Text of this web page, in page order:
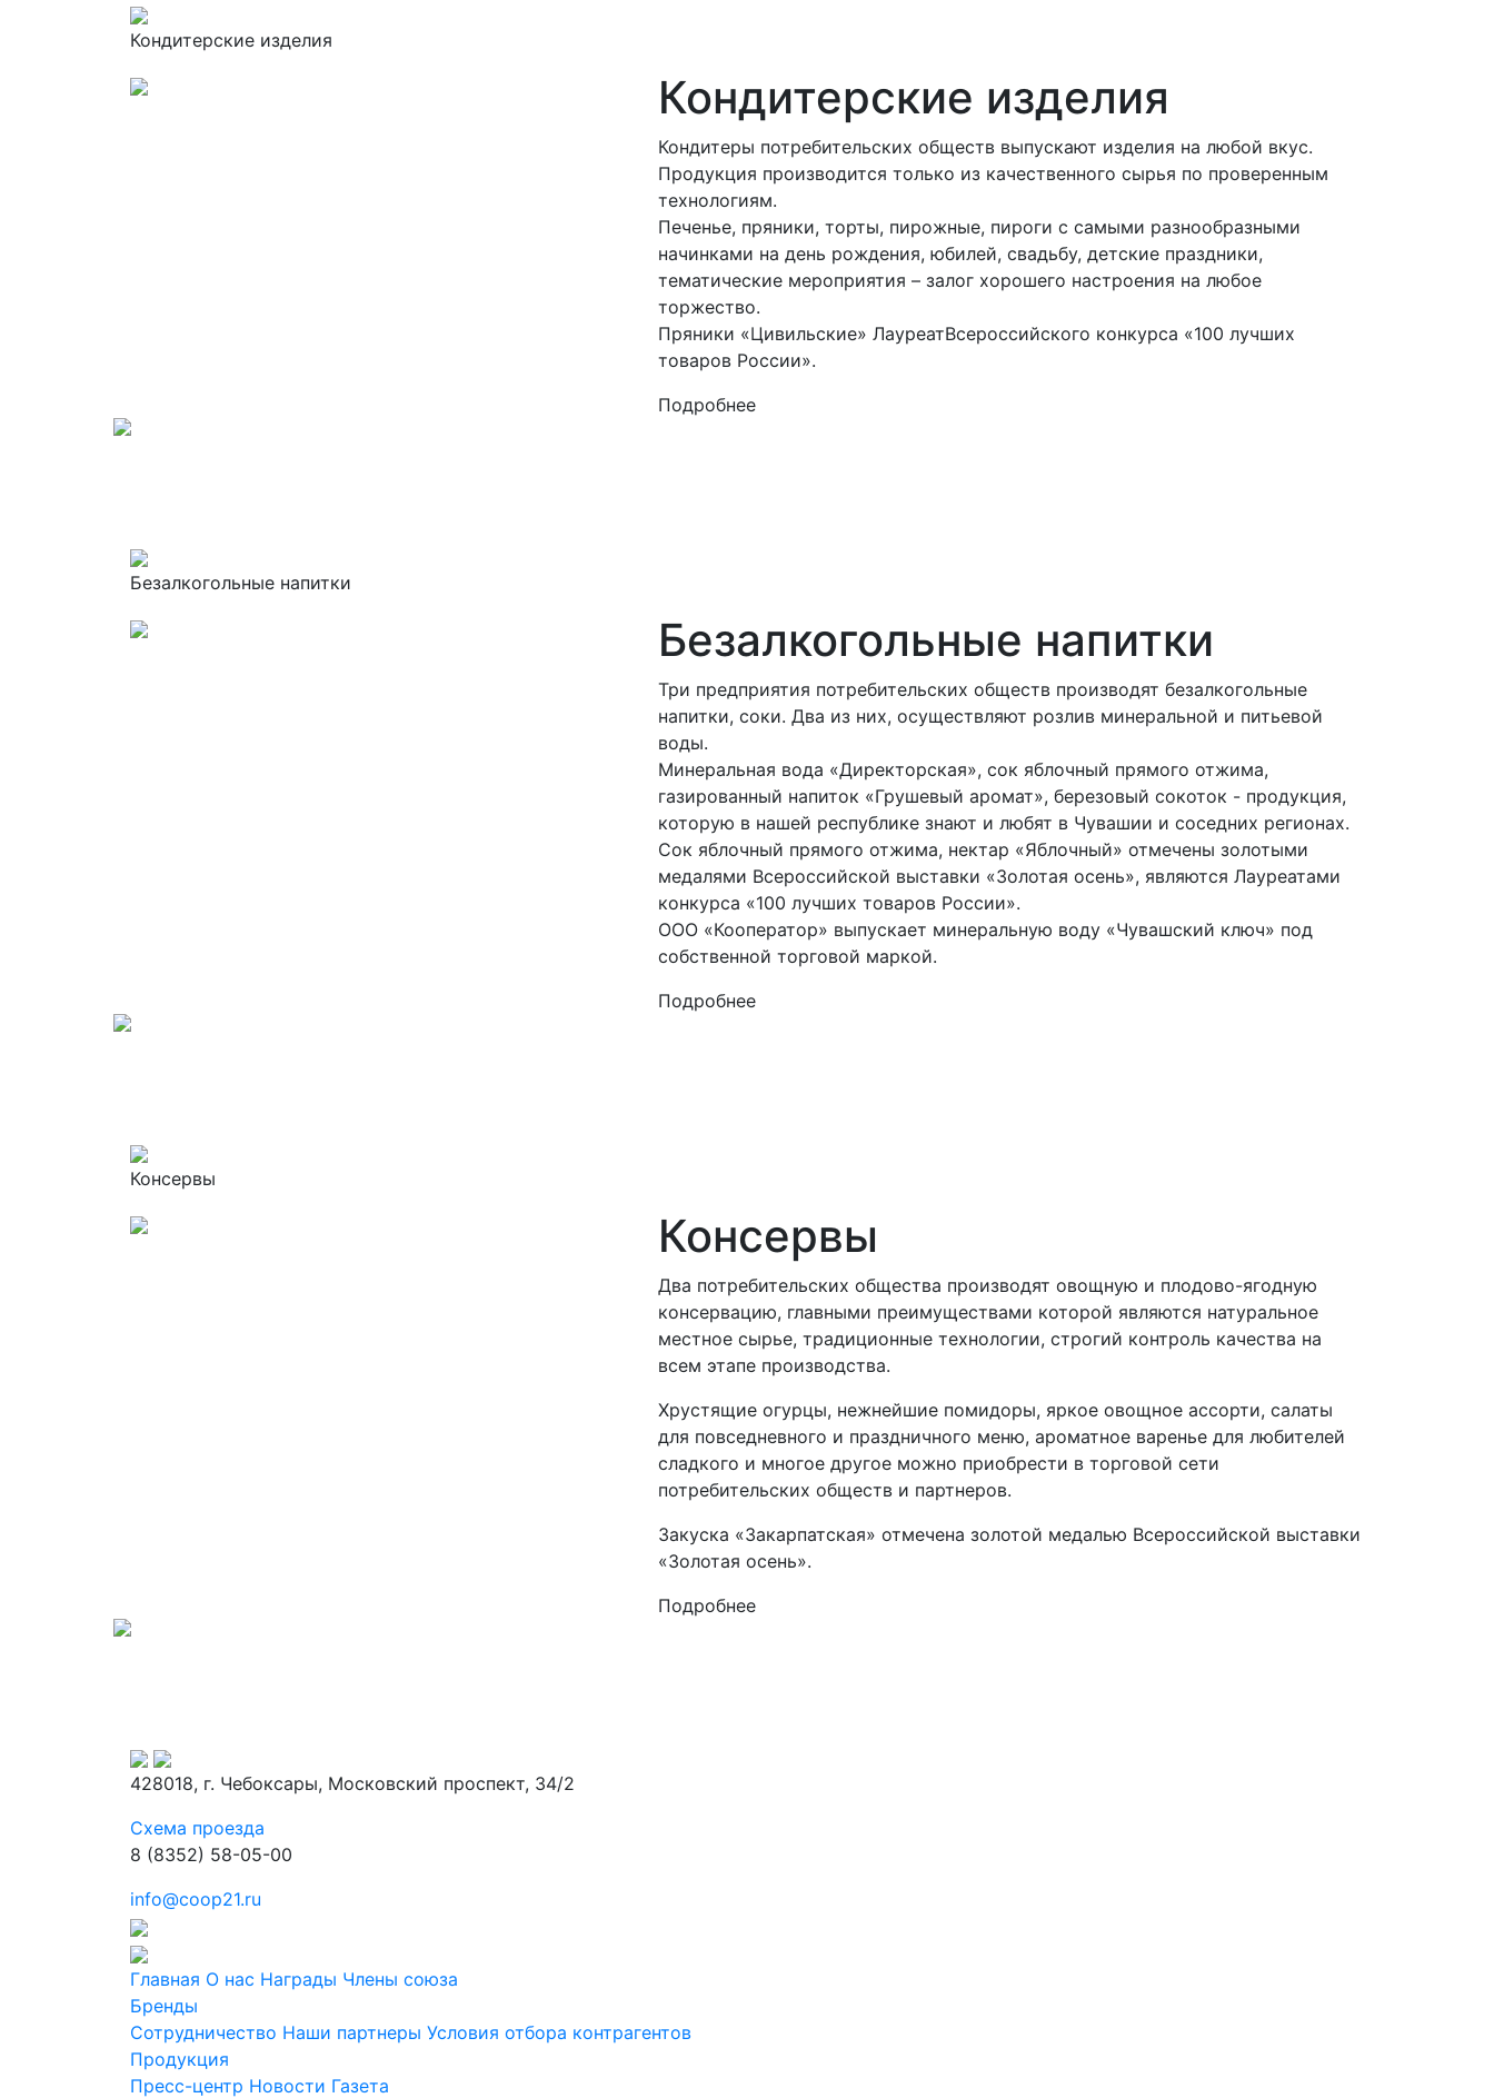
Кондитерские изделия
Кондитерские изделия
Кондитеры потребительских обществ выпускают изделия на любой вкус.
Продукция производится только из качественного сырья по проверенным
технологиям.
Печенье, пряники, торты, пирожные, пироги с самыми разнообразными
начинками на день рождения, юбилей, свадьбу, детские праздники,
тематические мероприятия – залог хорошего настроения на любое
торжество.
Пряники «Цивильские» ЛауреатВсероссийского конкурса «100 лучших
товаров России».
Подробнее
Безалкогольные напитки
Безалкогольные напитки
Три предприятия потребительских обществ производят безалкогольные
напитки, соки. Два из них, осуществляют розлив минеральной и питьевой
воды.
Минеральная вода «Директорская», сок яблочный прямого отжима,
газированный напиток «Грушевый аромат», березовый сокоток - продукция,
которую в нашей республике знают и любят в Чувашии и соседних регионах.
Сок яблочный прямого отжима, нектар «Яблочный» отмечены золотыми
медалями Всероссийской выставки «Золотая осень», являются Лауреатами
конкурса «100 лучших товаров России».
ООО «Кооператор» выпускает минеральную воду «Чувашский ключ» под
собственной торговой маркой.
Подробнее
Консервы
Консервы
Два потребительских общества производят овощную и плодово-ягодную
консервацию, главными преимуществами которой являются натуральное
местное сырье, традиционные технологии, строгий контроль качества на
всем этапе производства.
Хрустящие огурцы, нежнейшие помидоры, яркое овощное ассорти, салаты
для повседневного и праздничного меню, ароматное варенье для любителей
сладкого и многое другое можно приобрести в торговой сети
потребительских обществ и партнеров.
Закуска «Закарпатская» отмечена золотой медалью Всероссийской выставки
«Золотая осень».
Подробнее
428018, г. Чебоксары, Московский проспект, 34/2
Схема проезда
8 (8352) 58-05-00
info@coop21.ru
Главная О нас Награды Члены союза
Бренды
Сотрудничество Наши партнеры Условия отбора контрагентов
Продукция
Пресс-центр Новости Газета